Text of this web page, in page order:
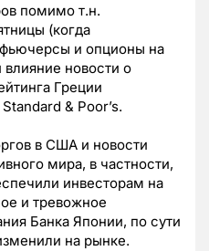
помимо т.н.
(когда
и опционы на
влияние новости о
Греции
& Poor’s.
в США и новости
мира, в частности,
инвесторам на
и тревожное
Банка Японии, по сути
на рынке.